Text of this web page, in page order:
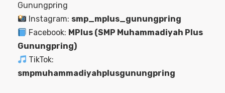
Gunungpring
Instagram: smp_mplus_gunungpring
Facebook: MPlus (SMP Muhammadiyah Plus
Gunungpring)
TikTok:
smpmuhammadiyahplusgunungpring